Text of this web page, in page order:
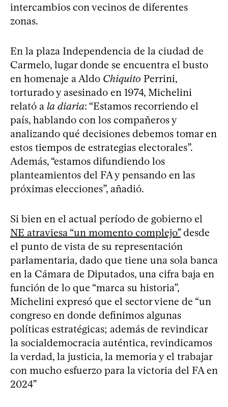
intercambios con vecinos de diferentes
zonas.
En la plaza Independencia de la ciudad de
Carmelo, lugar donde se encuentra el busto
en homenaje a Aldo Chiquito Perrini,
torturado y asesinado en 1974, Michelini
relató a la diaria: “Estamos recorriendo el
país, hablando con los compañeros y
analizando qué decisiones debemos tomar en
estos tiempos de estrategias electorales”.
Además, “estamos difundiendo los
planteamientos del FA y pensando en las
próximas elecciones”, añadió.
Si bien en el actual período de gobierno el
NE atraviesa “un momento complejo”desde
el punto de vista de su representación
parlamentaria, dado que tiene una sola banca
en la Cámara de Diputados, una cifra baja en
función de lo que “marca su historia”,
Michelini expresó que el sector viene de “un
congreso en donde definimos algunas
políticas estratégicas; además de revindicar
la socialdemocracia auténtica, revindicamos
la verdad, la justicia, la memoria y el trabajar
con mucho esfuerzo para la victoria del FA en
2024”